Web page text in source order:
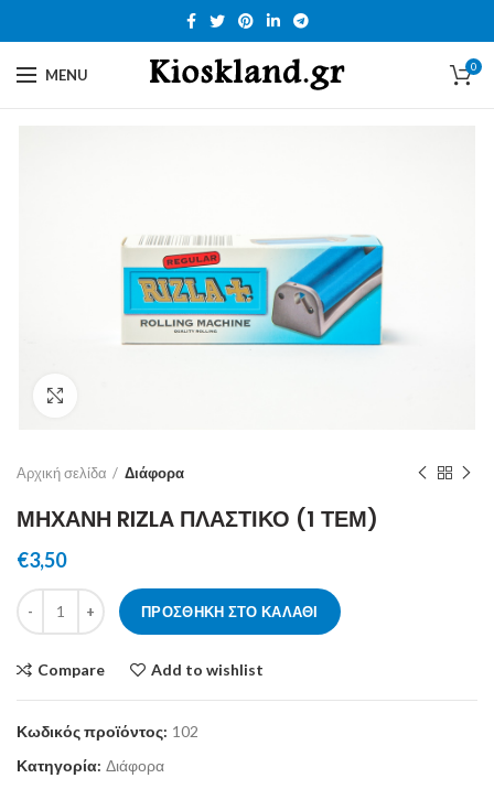
MENU 0
Αρχική σελίδα Διάφορα
ΜΗΧΑΝΗ RIZLA ΠΛΑΣΤΙΚΟ (1 ΤΕΜ)
€3,50
ΜΗΧΑΝΗ RIZLA ΠΛΑΣΤΙΚΟ (1 ΤΕΜ) ποσότητα
ΠΡΟΣΘΉΚΗ ΣΤΟ ΚΑΛΆΘΙ
Compare Add to wishlist
Κωδικός προϊόντος: 102
Κατηγορία: Διάφορα